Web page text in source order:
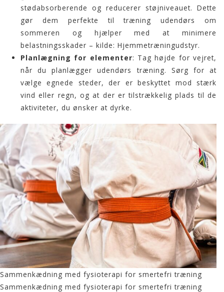
stødabsorberende og reducerer støjniveauet. Dette
gør dem perfekte til træning udendørs om
sommeren og hjælper med at minimere
belastningsskader – kilde:Hjemmetræningudstyr.
Planlægning for elementer: Tag højde for vejret,
når du planlægger udendørs træning. Sørg for at
vælge egnede steder, der er beskyttet mod stærk
vind eller regn, og at der er tilstrækkelig plads til de
aktiviteter, du ønsker at dyrke.
Sammenkædning med fysioterapi for smertefri træning
Sammenkædning med fysioterapi for smertefri træning